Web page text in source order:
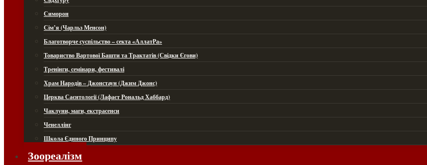
Симорон
Сім’я (Чарльз Менсон)
Благотворче суспільство – секта «АллатРа»
Товариство Вартової Башти та Трактатів (Свідки Єгови)
Тренінги, семінари, фестивалі
Храм Народів – Джонстаун (Джим Джонс)
Церква Саєнтології (Лафаєт Рональд Хаббард)
Чаклуни, маги, екстрасенси
Ченеллінг
Школа Єдиного Принципу
Зоореалізм